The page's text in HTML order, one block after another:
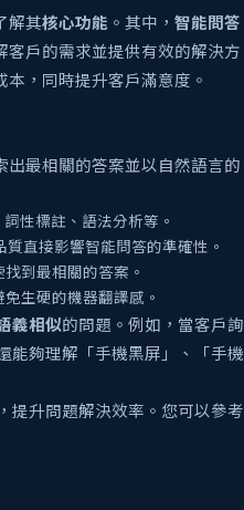
解其核心功能 。其中， 智能問答
客戶的需求並提供有效的解決方
，同時提升客戶滿意度。
出最相關的答案並以自然語言的
性標註、語法分析等。
直接影響智能問答的準確性。
到最相關的答案。
生硬的機器翻譯感。
義相似的問題。例如，當客戶詢
能夠理解「手機黑屏」、「手機
提升問題解決效率。您可以參考